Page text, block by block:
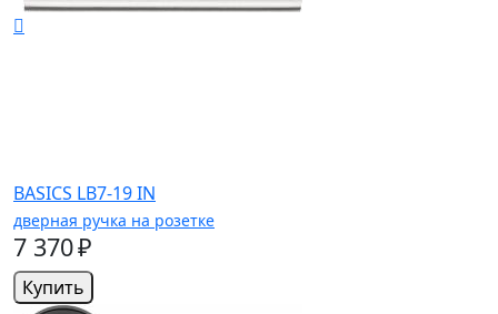
BASICS LB7-19 IN
дверная ручка на розетке
7 370 ₽
Купить